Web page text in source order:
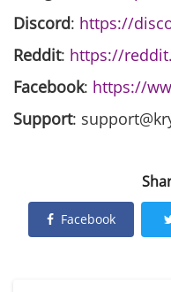
Discord: https://
Reddit: https://
Facebook: https://
Support:
Facebook